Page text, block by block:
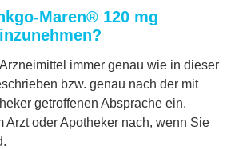
Maren® 120 mg
immer genau wie in dieser
bzw. genau nach der mit
getroffenen Absprache ein.
Arzt oder Apotheker nach, wenn Sie